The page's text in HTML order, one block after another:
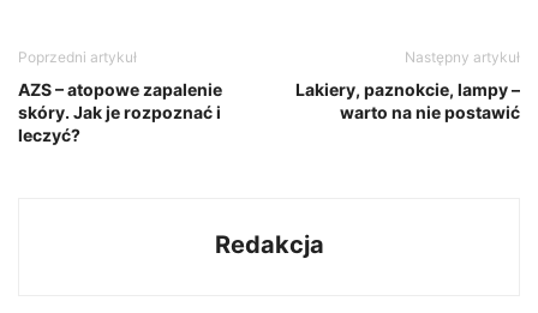
Poprzedni artykuł
AZS – atopowe zapalenie
skóry. Jak je rozpoznać i
leczyć?
Następny artykuł
Lakiery, paznokcie, lampy –
warto na nie postawić
Redakcja